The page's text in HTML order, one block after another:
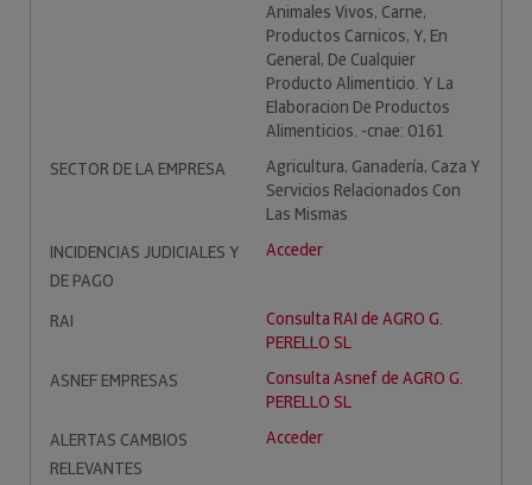
Animales Vivos, Carne,
Productos Carnicos, Y, En
General, De Cualquier
Producto Alimenticio. Y La
Elaboracion De Productos
Alimenticios. -cnae: 0161
SECTOR DE LA EMPRESA
Agricultura, Ganadería, Caza Y
Servicios Relacionados Con
Las Mismas
INCIDENCIAS JUDICIALES Y
DE PAGO
Acceder
RAI
Consulta RAI de AGRO G.
PERELLO SL
ASNEF EMPRESAS
Consulta Asnef de AGRO G.
PERELLO SL
ALERTAS CAMBIOS
RELEVANTES
Acceder